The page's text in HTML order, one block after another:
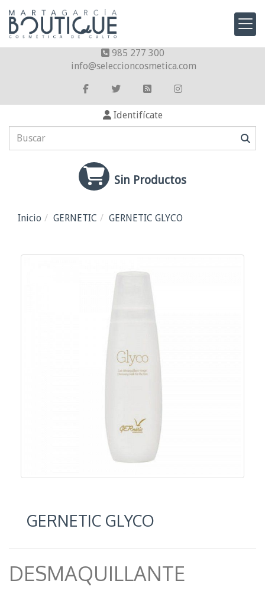
985 277 300
info
seleccioncosmetica.com
Identifícate
Sin Productos
Inicio GERNETIC GERNETIC GLYCO
GERNETIC GLYCO
DESMAQUILLANTE